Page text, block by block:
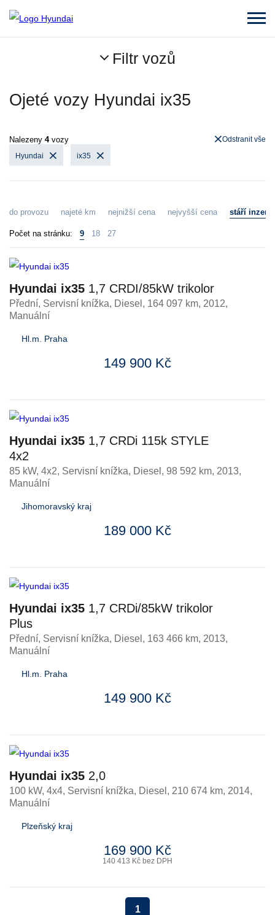
Filtr vozů
Ojeté vozy Hyundai ix35
Nalezeny 4vozy
Hyundai ix35
Odstranit vše
do provozu najeté km nejnižší cena nejvyšší cena stáří
Počet na stránku: 9 18 27
Hyundai ix35 1,7 CRDI/85kW trikolor
Přední, Servisní knížka, Diesel , 164 097 km, 2012,
Manuální
Hl.m. Praha
149 900 Kč
Hyundai ix35 1,7 CRDi 115k STYLE
4x2
85 kW, 4x2, Servisní knížka, Diesel , 98 592 km, 2013,
Manuální
Jihomoravský kraj
189 000 Kč
Hyundai ix35 1,7 CRDi/85kW trikolor
Plus
Přední, Servisní knížka, Diesel , 163 466 km, 2013,
Manuální
Hl.m. Praha
149 900 Kč
Hyundai ix35 2,0
100 kW, 4x4, Servisní knížka, Diesel , 210 674 km, 2014,
Manuální
Plzeňský kraj
169 900 Kč
140 413 Kč bez DPH
1